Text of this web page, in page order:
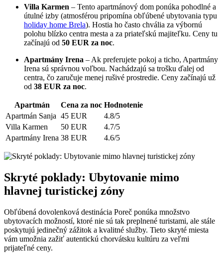
Villa Karmen – Tento apartmánový dom ponúka pohodlné a
útulné izby (atmosférou pripomína obľúbené ubytovania typu
holiday home Brela). Hostia ho často chvália za výbornú
polohu blízko centra mesta a za priateľskú majiteľku. Ceny tu
začínajú od 50 EUR za noc.
Apartmány Irena – Ak preferujete pokoj a ticho, Apartmány
Irena sú správnou voľbou. Nachádzajú sa trošku ďalej od
centra, čo zaručuje menej rušivé prostredie. Ceny začínajú už
od 38 EUR za noc.
Apartmán Cena za noc Hodnotenie
Apartmán Sanja 45 EUR
4.8/5
Villa Karmen
50 EUR
4.7/5
Apartmány Irena 38 EUR 4.6/5
Skryté poklady: Ubytovanie mimo
hlavnej turistickej zóny
Obľúbená dovolenková destinácia Poreč ponúka množstvo
ubytovacích možností, ktoré nie sú tak preplnené turistami, ale stále
poskytujú jedinečný zážitok a kvalitné služby. Tieto skryté miesta
vám umožnia zažiť autentickú chorvátsku kultúru za veľmi
prijateľné ceny.